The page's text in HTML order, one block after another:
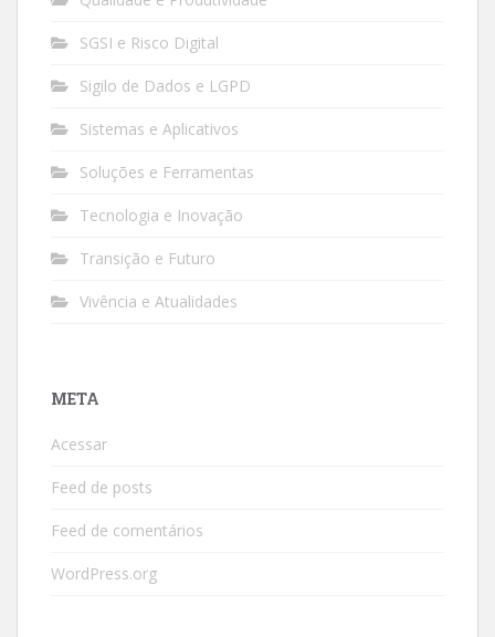
SGSI e Risco Digital
Sigilo de Dados e LGPD
Sistemas e Aplicativos
Soluções e Ferramentas
Tecnologia e Inovação
Transição e Futuro
Vivência e Atualidades
META
Acessar
Feed de posts
Feed de comentários
WordPress.org